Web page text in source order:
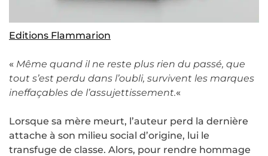
Editions Flammarion
« Même quand il ne reste plus rien du passé, que
tout s’est perdu dans l’oubli, survivent les marques
ineffaçables de l’assujettissement.«
Lorsque sa mère meurt, l’auteur perd la dernière
attache à son milieu social d’origine, lui le
transfuge de classe. Alors, pour rendre hommage